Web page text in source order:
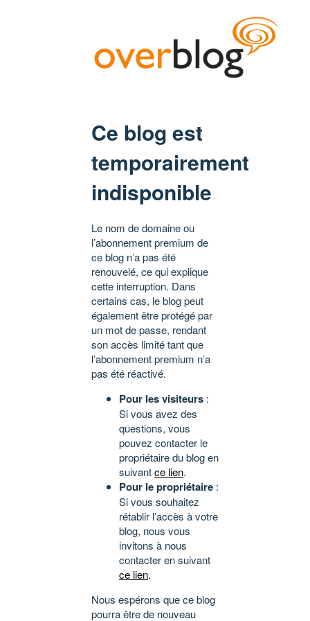
Ce blog est
temporairement
indisponible
Le nom de domaine ou
l’abonnement premium de
ce blog n’a pas été
renouvelé, ce qui explique
cette interruption. Dans
certains cas, le blog peut
également être protégé par
un mot de passe, rendant
son accès limité tant que
l’abonnement premium n’a
pas été réactivé.
Pour les visiteurs :
Si vous avez des
questions, vous
pouvez contacter le
propriétaire du blog en
suivantce lien.
Pour le propriétaire :
Si vous souhaitez
rétablir l’accès à votre
blog, nous vous
invitons à nous
contacter en suivant
ce lien.
Nous espérons que ce blog
pourra être de nouveau